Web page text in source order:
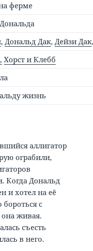
ферме
, Дональд Дак, Дейзи Дак
Хорст и Клебб
жизнь
аллигатор
ограбили,
Когда Дональд
и хотел на её
с
она живая.
съесть
в него.